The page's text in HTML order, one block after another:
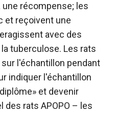
récompense; les
et reçoivent une
avec des
tuberculose. Les rats
l'échantillon pendant
indiquer l'échantillon
et devenir
des rats APOPO – les